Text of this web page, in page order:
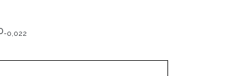
-0,022